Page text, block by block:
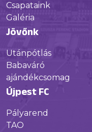
Csapataink
Galéria
Jövőnk
Utánpótlás
Babaváró
ajándékcsomag
Újpest FC
Pályarend
TAO